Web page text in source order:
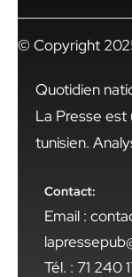
© Copyright
Quotidien
La Presse
tunisien.
Contact:
Email :
Tél. : 71 240